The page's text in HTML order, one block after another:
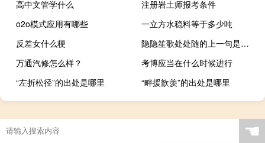
高中文管学什么
注册岩土师报考条件
o2o模式应用有哪些
一立方水稳料等于多少吨
反差女什么梗
隐隐笙歌处处随的上一句是什么
万通汽修怎么样？
考博应当在什么时候进行
“左折松径”的出处是哪里
“畔援歆羡”的出处是哪里
☚